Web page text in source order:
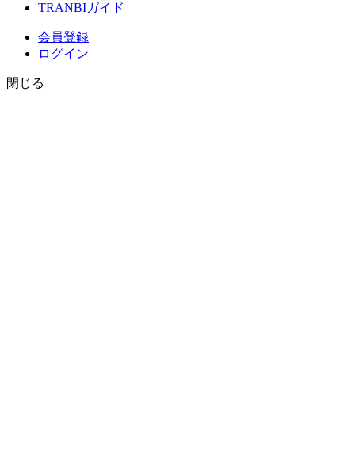
TRANBIガイド
会員登録
ログイン
閉じる